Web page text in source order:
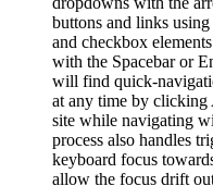
buttons and links
and checkbox
with the Spacebar or
will find quick-
at any time by clicking
site while navigating
process also handles
keyboard focus
allow the focus drift